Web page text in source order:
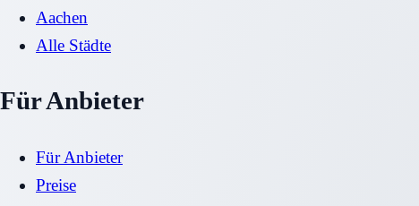
Aachen
Alle Städte
Für Anbieter
Für Anbieter
Preise